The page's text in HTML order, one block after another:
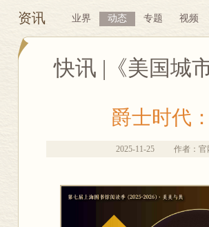
资讯 业界 动态 专题 视频
快讯 |《美国城
爵士时代
2025-11-25 作者：官